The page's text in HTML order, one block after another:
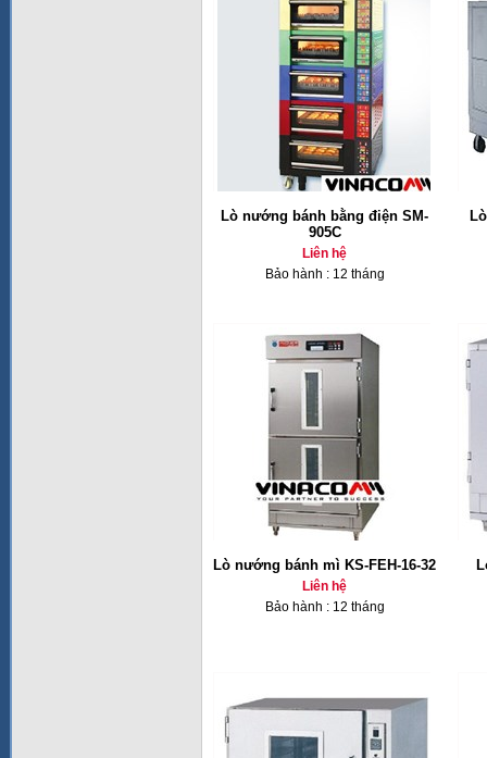
Lò nướng bánh bằng điện SM-
905C
Liên hệ
Bảo hành : 12 tháng
Lò nướng bánh mì KS-FEH-16-32
Liên hệ
Bảo hành : 12 tháng